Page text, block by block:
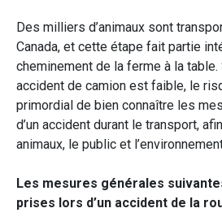
Des milliers d’animaux sont
Canada, et cette étape fait partie
cheminement de la ferme à la table.
accident de camion est faible, le
primordial de bien connaître les
d’un accident durant le transport,
animaux, le public et
Les mesures générales
prises lors d’un accident de la